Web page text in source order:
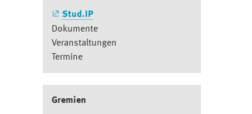
Stud.IP
Dokumente
Veranstaltungen
Termine
Gremien